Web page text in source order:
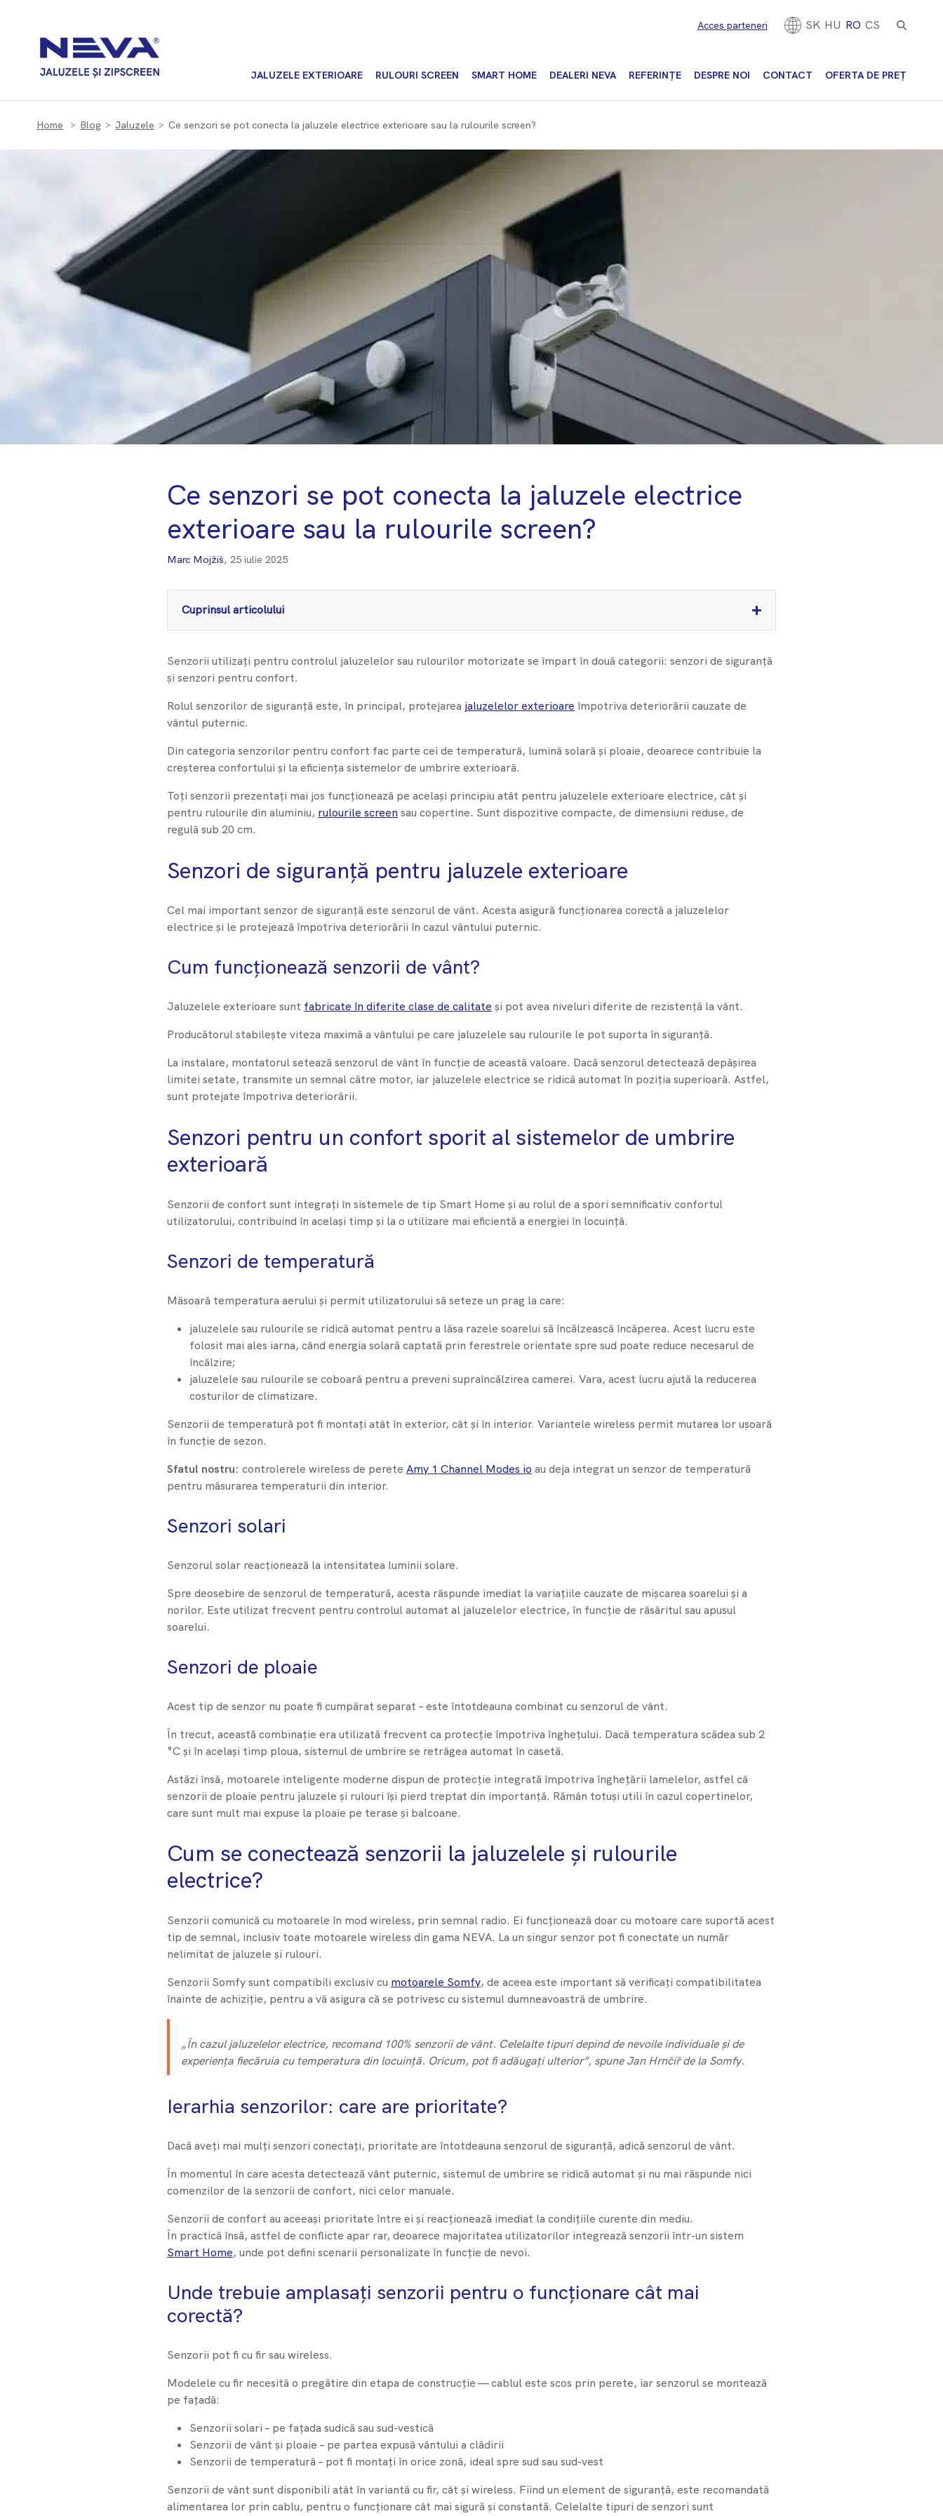
Acces parteneri SK HU RO CS
JALUZELE EXTERIOARE RULOURI SCREEN SMART HOME DEALERI NEVA REFERINȚE DESPRE NOI CONTACT OFERTA DE PREȚ
Home Blog Jaluzele Ce senzori se pot conecta la jaluzele electrice exterioare sau la rulourile screen?
Ce senzori se pot conecta la jaluzele electrice
exterioare sau la rulourile screen?
Marc Mojžiš, 25 iulie 2025
Cuprinsul articolului +
Senzorii utilizați pentru controlul jaluzelelor sau rulourilor motorizate se împart în două categorii: senzori de siguranță
și senzori pentru confort.
Rolul senzorilor de siguranță este, în principal, protejarea jaluzelelor exterioare împotriva deteriorării cauzate de
vântul puternic.
Din categoria senzorilor pentru confort fac parte cei de temperatură, lumină solară și ploaie, deoarece contribuie la
creșterea confortului și la eficiența sistemelor de umbrire exterioară.
Toți senzorii prezentați mai jos funcționează pe același principiu atât pentru jaluzelele exterioare electrice, cât și
pentru rulourile din aluminiu, rulourile screen sau copertine. Sunt dispozitive compacte, de dimensiuni reduse, de
regulă sub 20 cm.
Senzori de siguranță pentru jaluzele exterioare
Cel mai important senzor de siguranță este senzorul de vânt. Acesta asigură funcționarea corectă a jaluzelelor
electrice și le protejează împotriva deteriorării în cazul vântului puternic.
Cum funcționează senzorii de vânt?
Jaluzelele exterioare sunt fabricate în diferite clase de calitate și pot avea niveluri diferite de rezistență la vânt.
Producătorul stabilește viteza maximă a vântului pe care jaluzelele sau rulourile le pot suporta în siguranță.
La instalare, montatorul setează senzorul de vânt în funcție de această valoare. Dacă senzorul detectează depășirea
limitei setate, transmite un semnal către motor, iar jaluzelele electrice se ridică automat în poziția superioară. Astfel,
sunt protejate împotriva deteriorării.
Senzori pentru un confort sporit al sistemelor de umbrire
exterioară
Senzorii de confort sunt integrați în sistemele de tip Smart Home și au rolul de a spori semnificativ confortul
utilizatorului, contribuind în același timp și la o utilizare mai eficientă a energiei în locuință.
Senzori de temperatură
Măsoară temperatura aerului și permit utilizatorului să seteze un prag la care:
jaluzelele sau rulourile se ridică automat pentru a lăsa razele soarelui să încălzească încăperea. Acest lucru este
folosit mai ales iarna, când energia solară captată prin ferestrele orientate spre sud poate reduce necesarul de
încălzire;
jaluzelele sau rulourile se coboară pentru a preveni supraîncălzirea camerei. Vara, acest lucru ajută la reducerea
costurilor de climatizare.
Senzorii de temperatură pot fi montați atât în exterior, cât și în interior. Variantele wireless permit mutarea lor ușoară
în funcție de sezon.
Sfatul nostru: controlerele wireless de perete Amy 1 Channel Modes io au deja integrat un senzor de temperatură
pentru măsurarea temperaturii din interior.
Senzori solari
Senzorul solar reacționează la intensitatea luminii solare.
Spre deosebire de senzorul de temperatură, acesta răspunde imediat la variațiile cauzate de mișcarea soarelui și a
norilor. Este utilizat frecvent pentru controlul automat al jaluzelelor electrice, în funcție de răsăritul sau apusul
soarelui.
Senzori de ploaie
Acest tip de senzor nu poate fi cumpărat separat – este întotdeauna combinat cu senzorul de vânt.
În trecut, această combinație era utilizată frecvent ca protecție împotriva înghețului. Dacă temperatura scădea sub 2
°C și în același timp ploua, sistemul de umbrire se retrăgea automat în casetă.
Astăzi însă, motoarele inteligente moderne dispun de protecție integrată împotriva înghețării lamelelor, astfel că
senzorii de ploaie pentru jaluzele și rulouri își pierd treptat din importanță. Rămân totuși utili în cazul copertinelor,
care sunt mult mai expuse la ploaie pe terase și balcoane.
Cum se conectează senzorii la jaluzelele și rulourile
electrice?
Senzorii comunică cu motoarele în mod wireless, prin semnal radio. Ei funcționează doar cu motoare care suportă acest
tip de semnal, inclusiv toate motoarele wireless din gama NEVA. La un singur senzor pot fi conectate un număr
nelimitat de jaluzele și rulouri.
Senzorii Somfy sunt compatibili exclusiv cu motoarele Somfy, de aceea este important să verificați compatibilitatea
înainte de achiziție, pentru a vă asigura că se potrivesc cu sistemul dumneavoastră de umbrire.
„În cazul jaluzelelor electrice, recomand 100% senzorii de vânt. Celelalte tipuri depind de nevoile individuale și de
experiența fiecăruia cu temperatura din locuință. Oricum, pot fi adăugați ulterior”, spune Jan Hrnčíř de la Somfy.
Ierarhia senzorilor: care are prioritate?
Dacă aveți mai mulți senzori conectați, prioritate are întotdeauna senzorul de siguranță, adică senzorul de vânt.
În momentul în care acesta detectează vânt puternic, sistemul de umbrire se ridică automat și nu mai răspunde nici
comenzilor de la senzorii de confort, nici celor manuale.
Senzorii de confort au aceeași prioritate între ei și reacționează imediat la condițiile curente din mediu.
În practică însă, astfel de conflicte apar rar, deoarece majoritatea utilizatorilor integrează senzorii într-un sistem
Smart Home, unde pot defini scenarii personalizate în funcție de nevoi.
Unde trebuie amplasați senzorii pentru o funcționare cât mai
corectă?
Senzorii pot fi cu fir sau wireless.
Modelele cu fir necesită o pregătire din etapa de construcție — cablul este scos prin perete, iar senzorul se montează
pe fațadă:
Senzorii solari – pe fațada sudică sau sud-vestică
Senzorii de vânt și ploaie – pe partea expusă vântului a clădirii
Senzorii de temperatură – pot fi montați în orice zonă, ideal spre sud sau sud-vest
Senzorii de vânt sunt disponibili atât în variantă cu fir, cât și wireless. Fiind un element de siguranță, este recomandată
alimentarea lor prin cablu, pentru o funcționare cât mai sigură și constantă. Celelalte tipuri de senzori sunt